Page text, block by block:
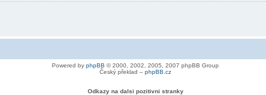
Powered by phpBB © 2000, 2002, 2005, 2007 phpBB Group
Český překlad – phpBB.cz
Odkazy na dalsi pozitivni stranky